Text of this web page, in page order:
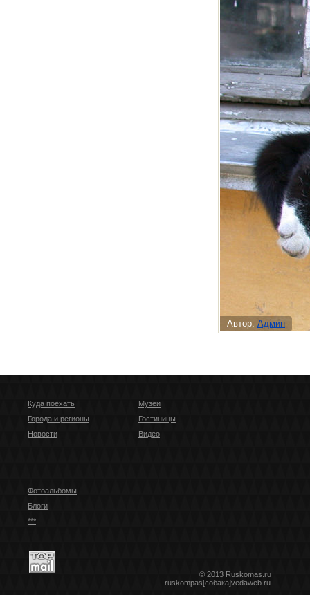
Автор: Админ
Куда поехать
Города и регионы
Новости
Музеи
Гостиницы
Видео
Фотоальбомы
Блоги
***
© 2013 Ruskomas.ru
ruskompas[собака]vedaweb.ru